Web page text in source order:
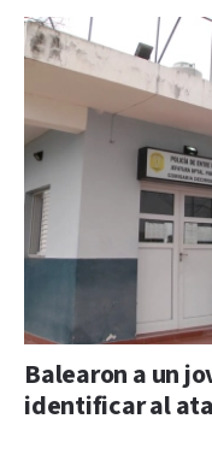
Balearon a un
identificar al